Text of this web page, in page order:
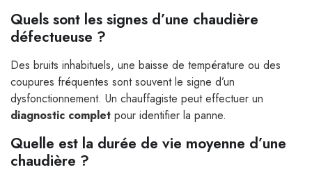
Quels sont les signes d’une chaudière
défectueuse ?
Des bruits inhabituels, une baisse de température ou des
coupures fréquentes sont souvent le signe d’un
dysfonctionnement. Un chauffagiste peut effectuer un
diagnostic complet pour identifier la panne.
Quelle est la durée de vie moyenne d’une
chaudière ?